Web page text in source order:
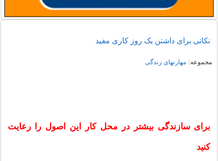
نکاتی برای داشتن یک روز کاری مفید
مجموعه: مهارتهای زندگی
برای سازندگی بیشتر در محل کار این اصول را رعایت
کنید